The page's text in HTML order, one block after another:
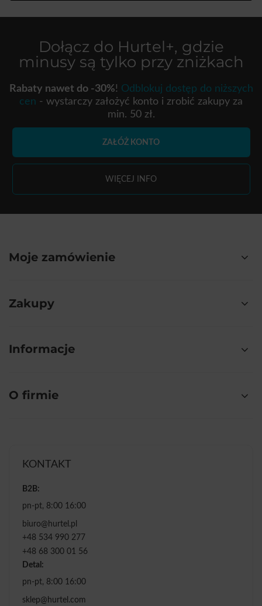
Dołącz do Hurtel+, gdzie
minusy są tylko przy zniżkach
Rabaty nawet do -30%! Odblokuj dostęp do niższych
cen - wystarczy założyć konto i zrobić zakupy za
min. 50 zł.
ZAŁÓŻ KONTO
WIĘCEJ INFO
Moje zamówienie
Zakupy
Informacje
O firmie
KONTAKT
B2B:
pn-pt, 8:00 16:00
biuro@hurtel.pl
+48 534 990 277
+48 68 300 01 56
Detal:
pn-pt, 8:00 16:00
sklep@hurtel.com